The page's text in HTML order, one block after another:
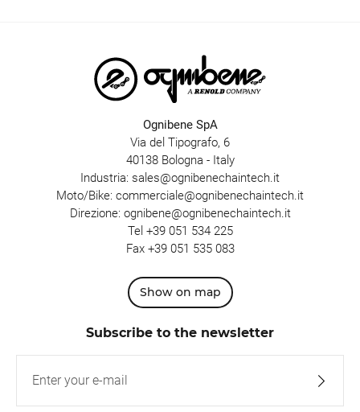
Ognibene SpA
Via del Tipografo, 6
40138 Bologna - Italy
Industria: sales@ognibenechaintech.it
Moto/Bike: commerciale@ognibenechaintech.it
Direzione: ognibene@ognibenechaintech.it
Tel +39 051 534 225
Fax +39 051 535 083
Show on map
Subscribe to the newsletter